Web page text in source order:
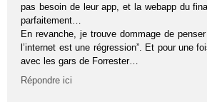
pas besoin de leur app, et la webapp du
parfaitement…
En revanche, je trouve dommage de penser
l’internet est une régression”. Et pour une
avec les gars de Forrester…
Répondre ici